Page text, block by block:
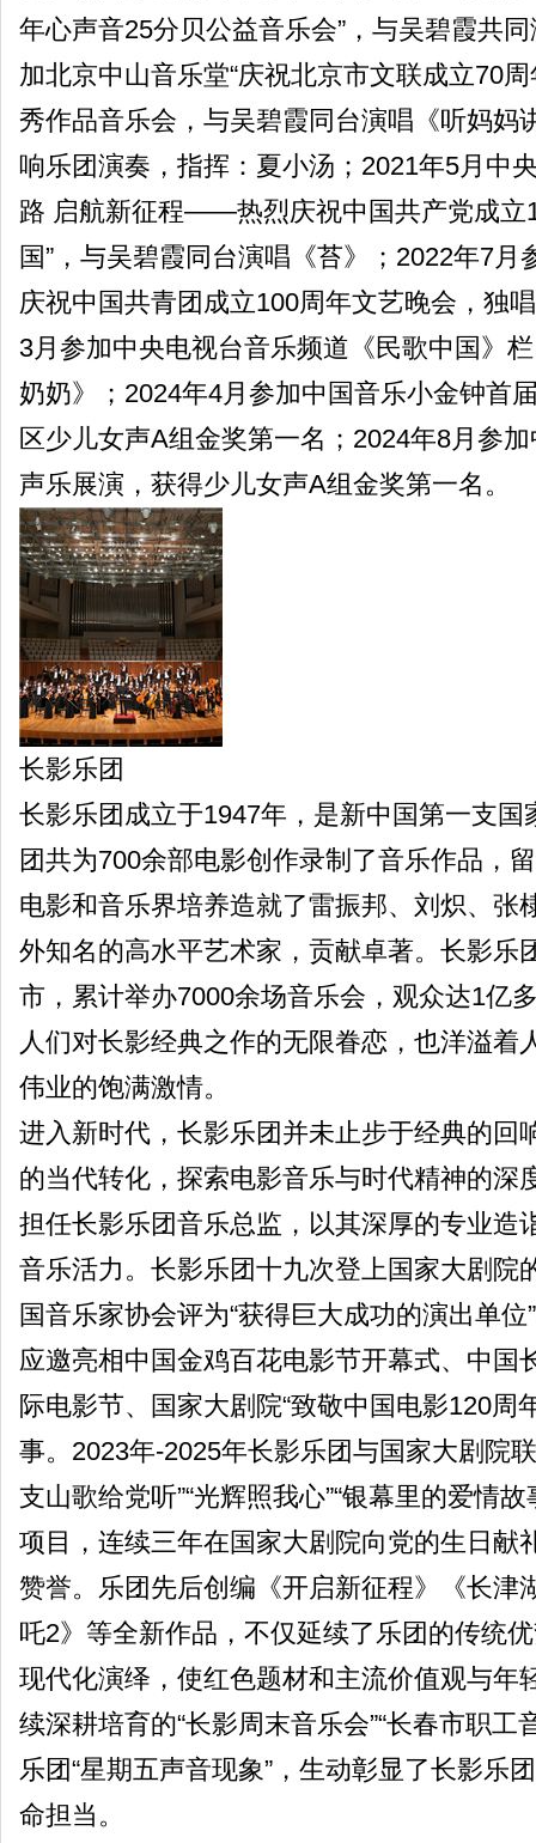
年心声音25分贝公益音乐会”，与吴碧霞共
加北京中山音乐堂“庆祝北京市文联成立70
秀作品音乐会，与吴碧霞同台演唱《听妈妈
响乐团演奏，指挥：夏小汤；2021年5月中
路 启航新征程——热烈庆祝中国共产党成立
国”，与吴碧霞同台演唱《苔》；2022年7
庆祝中国共青团成立100周年文艺晚会，独
3月参加中央电视台音乐频道《民歌中国》
奶奶》；2024年4月参加中国音乐小金钟首
区少儿女声A组金奖第一名；2024年8月参
声乐展演，获得少儿女声A组金奖第一名。
长影乐团
长影乐团成立于1947年，是新中国第一支
团共为700余部电影创作录制了音乐作品，
电影和音乐界培养造就了雷振邦、刘炽、张
外知名的高水平艺术家，贡献卓著。长影乐
市，累计举办7000余场音乐会，观众达1亿
人们对长影经典之作的无限眷恋，也洋溢着
伟业的饱满激情。
进入新时代，长影乐团并未止步于经典的回
的当代转化，探索电影音乐与时代精神的深
担任长影乐团音乐总监，以其深厚的专业造
音乐活力。长影乐团十九次登上国家大剧院
国音乐家协会评为“获得巨大成功的演出单
应邀亮相中国金鸡百花电影节开幕式、中国
际电影节、国家大剧院“致敬中国电影120周
事。2023年-2025年长影乐团与国家大剧院联
支山歌给党听”“光辉照我心”“银幕里的爱情
项目，连续三年在国家大剧院向党的生日献
赞誉。乐团先后创编《开启新征程》《长津
吒2》等全新作品，不仅延续了乐团的传统
现代化演绎，使红色题材和主流价值观与年
续深耕培育的“长影周末音乐会”“长春市职工
乐团“星期五声音现象”，生动彰显了长影乐
命担当。